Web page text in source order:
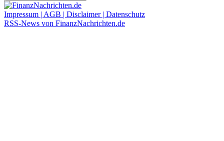
Impressum | AGB | Disclaimer | Datenschutz
RSS-News von FinanzNachrichten.de